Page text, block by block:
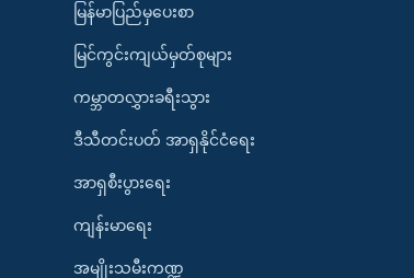
မြန်မာပြည်မှပေးစာ
မြင်ကွင်းကျယ်မှတ်စုများ
ကမ္ဘာတလွှားခရီးသွား
ဒီသီတင်းပတ် အာရှနိုင်ငံရေး
အာရှစီးပွားရေး
ကျန်းမာရေး
အမျိုးသမီးကဏ္ဍ